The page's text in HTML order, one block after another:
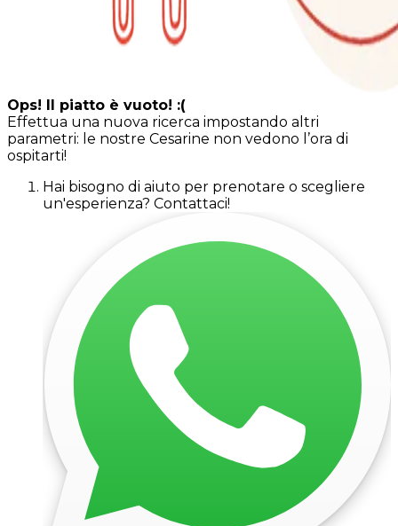
Ops! Il piatto è vuoto! :(
Effettua una nuova ricerca impostando altri
parametri: le nostre Cesarine non vedono l’ora di
ospitarti!
Hai bisogno di aiuto per prenotare o scegliere
un'esperienza? Contattaci!